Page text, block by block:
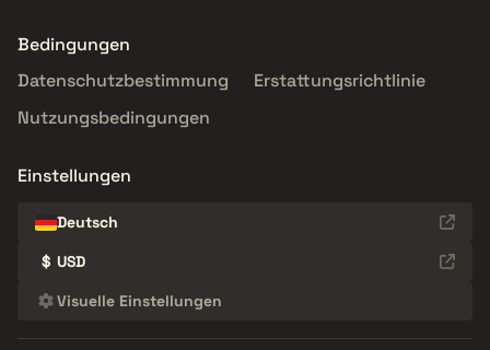
Bedingungen
Datenschutzbestimmung
Erstattungsrichtlinie
Nutzungsbedingungen
Einstellungen
Deutsch
$ USD
Visuelle Einstellungen